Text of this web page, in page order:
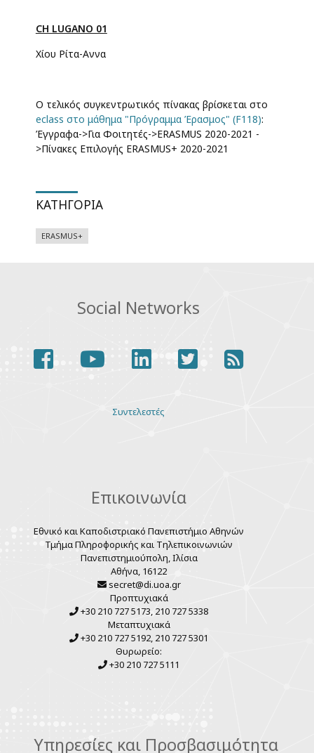
CH LUGANO 01
Χίου Ρίτα-Αννα
Ο τελικός συγκεντρωτικός πίνακας βρίσκεται στο
eclass στο μάθημα "Πρόγραμμα Έρασμος" (F118):
Έγγραφα->Για Φοιτητές->ERASMUS 2020-2021 -
>Πίνακες Επιλογής ERASMUS+ 2020-2021
ΚΑΤΗΓΟΡΊΑ
ERASMUS+
Social Networks
facebookyoutubelinkedintwitterrss
Συντελεστές
Επικοινωνία
Εθνικό και Καποδιστριακό Πανεπιστήμιο Αθηνών
Τμήμα Πληροφορικής και Τηλεπικοινωνιών
Πανεπιστημιούπολη, Ιλίσια
Αθήνα, 16122
secret@di.uoa.gr
Προπτυχιακά
+30 210 727 5173, 210 727 5338
Μεταπτυχιακά
+30 210 727 5192, 210 727 5301
Θυρωρείο:
+30 210 727 5111
Υπηρεσίες και Προσβασιμότητα